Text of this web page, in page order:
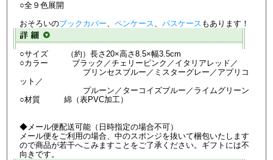
○全９色展開
おそろいのブックカバー、ペンケース、パスケース もあります！
○サイズ （約）長さ20×高さ8.5×幅3.5cm
○カラー ブラック／チェリーピンク／イタリアレッド／
プリンセスブルー／ミスターグレー／アプリコ
ット／
プルーン／ターコイズブルー／ライムグリーン
○材質 綿（表PVC加工）
◆メール便配送可能（日時指定の場合不可）
メール便をご利用の場合、中のスポンジを抜いて梱包いたします
ので商品が若干へこみますことをご了承ください。ギフトには不
向きです。